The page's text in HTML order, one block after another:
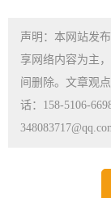
声明：本网站发
享网络内容为主
间删除。文章观
话：158-5106-